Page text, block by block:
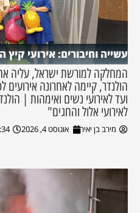
עשייה וחיבורים: אירועי קיץ
המחלקה למורשת ישראל, עליה
הולנדר, קיימה לאחרונה אירועים
ועד לאירועי נשים ואימהות |
לאירועי אלול והחגים"
מירב בן יאיר אוגוסט 4, 2026 pm